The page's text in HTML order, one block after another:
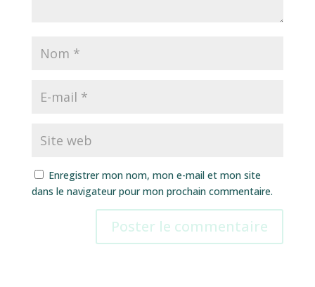
Enregistrer mon nom, mon e-mail et mon site
dans le navigateur pour mon prochain commentaire.